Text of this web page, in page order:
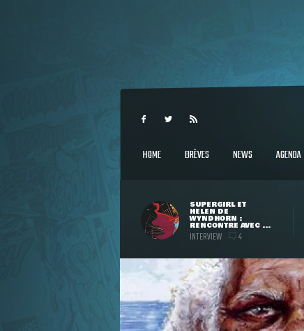
HOME BRÈVES NEWS AGENDA
SUPERGIRL ET
HELEN DE
WYNDHORN :
RENCONTRE AVEC ...
INTERVIEW 4